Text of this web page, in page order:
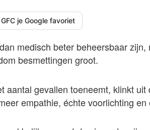
je Google favoriet
medisch beter beheersbaar
besmettingen groot.
aantal gevallen toeneemt, klinkt
empathie, échte voorlichting